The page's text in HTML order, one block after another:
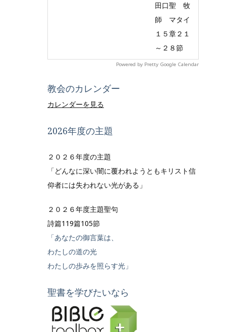
田口聖 牧
師 マタイ
１５章２１
～２８節
Powered by Pretty Google Calendar
教会のカレンダー
カレンダーを見る
2026年度の主題
２０２６年度の主題
「どんなに深い闇に覆われようともキリスト信
仰者には失われない光がある」
２０２６年度主題聖句
詩篇119篇105節
「あなたの御言葉は、
わたしの道の光
わたしの歩みを照らす光」
聖書を学びたいなら